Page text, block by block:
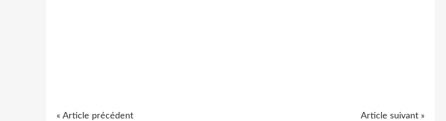
« Article précédent Article suivant »